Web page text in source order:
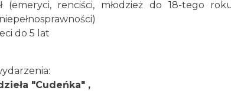
(emeryci, renciści, młodzież do 18-tego
do 5 lat
"Cudeńka" ,